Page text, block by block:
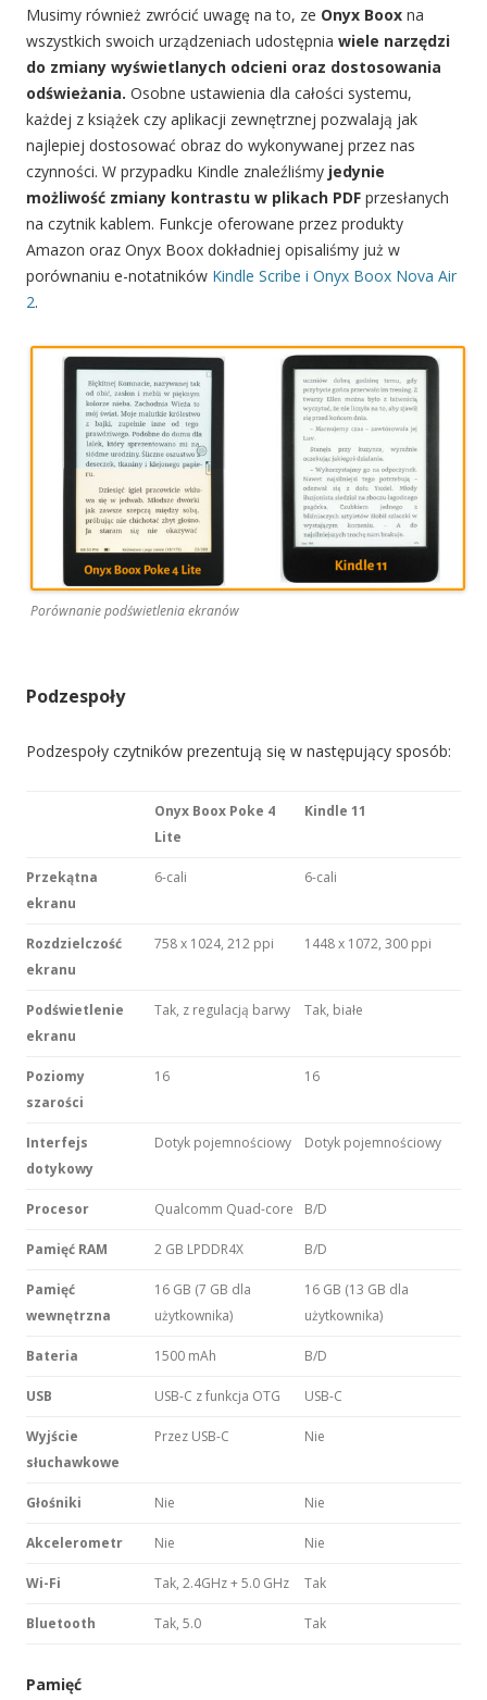
Musimy również zwrócić uwagę na to, ze Onyx Boox na
wszystkich swoich urządzeniach udostępnia wiele narzędzi
do zmiany wyświetlanych odcieni oraz dostosowania
odświeżania. Osobne ustawienia dla całości systemu,
każdej z książek czy aplikacji zewnętrznej pozwalają jak
najlepiej dostosować obraz do wykonywanej przez nas
czynności. W przypadku Kindle znaleźliśmy jedynie
możliwość zmiany kontrastu w plikach PDF przesłanych
na czytnik kablem. Funkcje oferowane przez produkty
Amazon oraz Onyx Boox dokładniej opisaliśmy już w
porównaniu e-notatników Kindle Scribe i Onyx Boox Nova Air
2.
Porównanie podświetlenia ekranów
Podzespoły
Podzespoły czytników prezentują się w następujący sposób:
Onyx Boox Poke 4
Lite
Kindle 11
Przekątna
ekranu
6-cali 6-cali
Rozdzielczość
ekranu
758 x 1024, 212 ppi 1448 x 1072, 300 ppi
Podświetlenie
ekranu
Tak, z regulacją barwy Tak, białe
Poziomy
szarości
16 16
Interfejs
dotykowy
Dotyk pojemnościowy Dotyk pojemnościowy
Procesor Qualcomm Quad-core B/D
Pamięć RAM 2 GB LPDDR4X B/D
Pamięć
wewnętrzna
16 GB (7 GB dla
użytkownika)
16 GB (13 GB dla
użytkownika)
Bateria 1500 mAh B/D
USB USB-C z funkcja OTG USB-C
Wyjście
słuchawkowe
Przez USB-C Nie
Głośniki Nie Nie
Akcelerometr Nie Nie
Wi-Fi Tak, 2.4GHz + 5.0 GHz Tak
Bluetooth Tak, 5.0 Tak
Pamięć